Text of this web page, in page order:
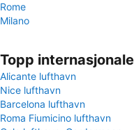
Rome
Milano
Topp
Alicante lufthavn
Nice lufthavn
Barcelona lufthavn
Roma Fiumicino lufthavn